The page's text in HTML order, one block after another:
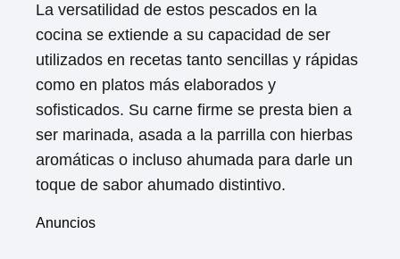
La versatilidad de estos pescados en la
cocina se extiende a su capacidad de ser
utilizados en recetas tanto sencillas y rápidas
como en platos más elaborados y
sofisticados. Su carne firme se presta bien a
ser marinada, asada a la parrilla con hierbas
aromáticas o incluso ahumada para darle un
toque de sabor ahumado distintivo.
Anuncios